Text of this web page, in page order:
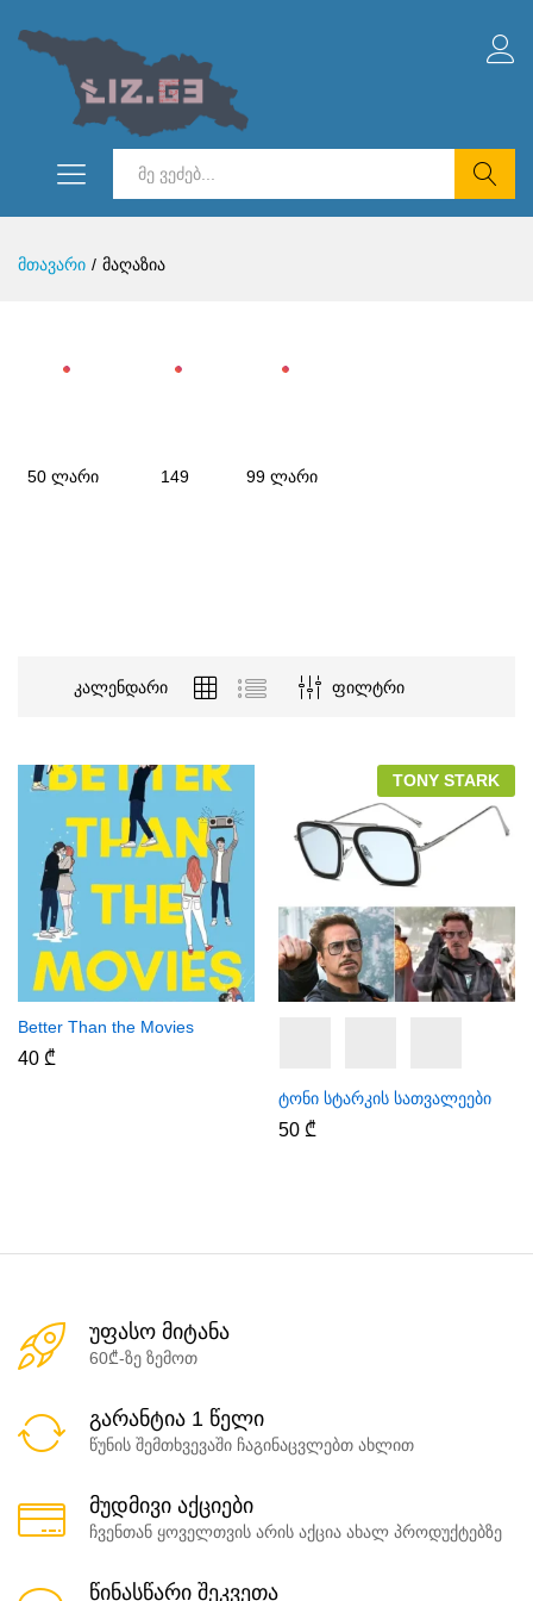
მთავარი / მაღაზია
50 ლარი 149 99 ლარი
კალენდარი ფილტრი
Better Than the Movies
40 ₾
TONY STARK
ტონი სტარკის სათვალეები
50 ₾
უფასო მიტანა
60₾-ზე ზემოთ
გარანტია 1 წელი
წუნის შემთხვევაში ჩაგინაცვლებთ ახლით
მუდმივი აქციები
ჩვენთან ყოველთვის არის აქცია ახალ პროდუქტებზე
წინასწარი შეკვეთა